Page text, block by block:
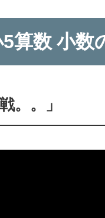
算数 小数
。。」